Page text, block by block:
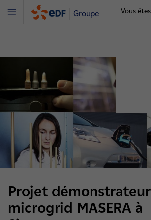
Groupe Vous êtes
Menu
Projet démonstrateur
microgrid MASERA à